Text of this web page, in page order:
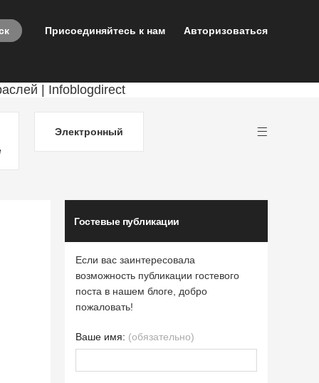
Авторизоваться
Присоединяйтесь к нам
Электронный
Гостевые публикации
Если вас заинтересовала
возможность публикации гостевого
поста в нашем блоге, добро
пожаловать!
Ваше имя: (обязательно)